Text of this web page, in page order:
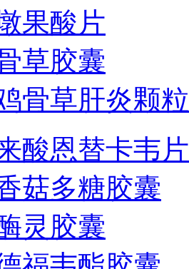
果酸片
草胶囊
骨草肝炎颗粒
酸恩替卡韦片
菇多糖胶囊
灵胶囊